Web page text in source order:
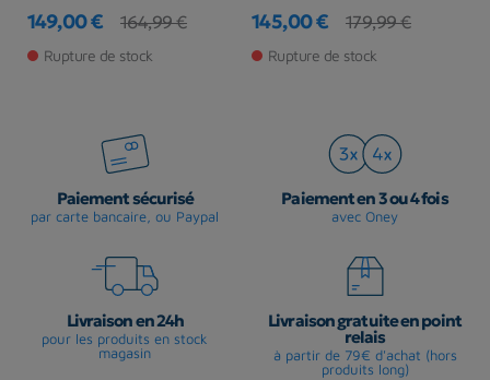
Prix
149,00 €
Prix de base
164,99 €
Rupture de stock
Prix
145,00 €
Prix de base
179,99 €
Rupture de stock
Paiement sécurisé
par carte bancaire, ou Paypal
Paiement en 3 ou 4 fois
avec Oney
Livraison en 24h
pour les produits en stock
magasin
Livraison gratuite en point
relais
à partir de 79€ d'achat (hors
produits long)